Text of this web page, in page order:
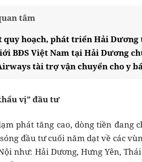
tâm
quy hoạch, phát triển Hải
BĐS Việt Nam tại Hải Dương
tài trợ vận chuyển cho y
vị” đầu tư
phát tăng cao, dòng tiền
đầu tư cuối năm dạt về các
như: Hải Dương, Hưng Yên,